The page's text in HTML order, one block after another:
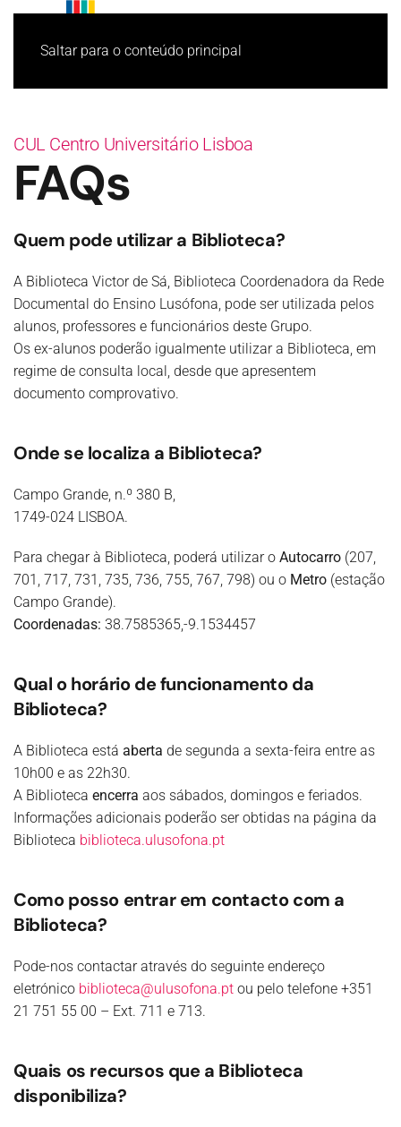
Saltar para o conteúdo principal
CUL Centro Universitário Lisboa
FAQs
Quem pode utilizar a Biblioteca?
A Biblioteca Victor de Sá, Biblioteca Coordenadora da Rede
Documental do Ensino Lusófona, pode ser utilizada pelos
alunos, professores e funcionários deste Grupo.
Os ex-alunos poderão igualmente utilizar a Biblioteca, em
regime de consulta local, desde que apresentem
documento comprovativo.
Onde se localiza a Biblioteca?
Campo Grande, n.º 380 B,
1749-024 LISBOA.
Para chegar à Biblioteca, poderá utilizar o Autocarro (207,
701, 717, 731, 735, 736, 755, 767, 798) ou o Metro (estação
Campo Grande).
Coordenadas: 38.7585365,-9.1534457
Qual o horário de funcionamento da
Biblioteca?
A Biblioteca está aberta de segunda a sexta-feira entre as
10h00 e as 22h30.
A Biblioteca encerra aos sábados, domingos e feriados.
Informações adicionais poderão ser obtidas na página da
Biblioteca biblioteca.ulusofona.pt
Como posso entrar em contacto com a
Biblioteca?
Pode-nos contactar através do seguinte endereço
eletrónico biblioteca@ulusofona.pt ou pelo telefone +351
21 751 55 00 – Ext. 711 e 713.
Quais os recursos que a Biblioteca
disponibiliza?